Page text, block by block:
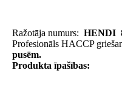
Ražotāja numurs: HENDI
Profesionāls HACCP
pusēm.
Produkta īpašības: